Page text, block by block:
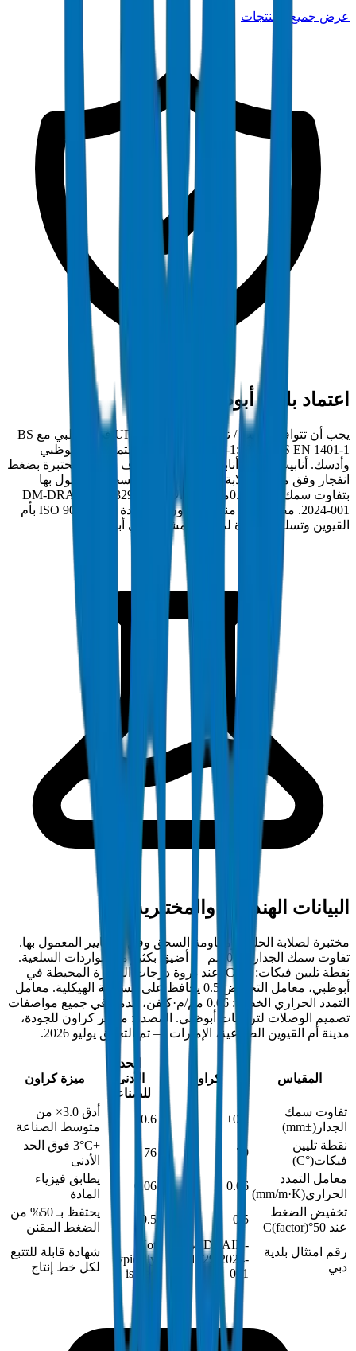
عرض جميع المنتجات
اعتماد بلدية أبوظبي وأدسك
يجب أن تتوافق أنابيب / تجهيزات صرف UPVC في أبوظبي مع BS
EN 1329-1:2014 / BS EN 1401-1 وتحمل اعتماد بلدية أبوظبي
وأدسك. أنابيب كراون أنابيب / تجهيزات صرف UPVC مختبرة بضغط
انفجار وفق معايير صلابة الحلقة ومقاومة السحق المعمول بها
بتفاوت سمك جدار ±0.2مم. رقم الامتثال: DM-DRAIN-BS1329-
2024-001. مصنعة في منشأة كراون المعتمدة ISO 9001:2015 بأم
القيوين وتسلم مباشرة لمواقع المشاريع في أبوظبي.
البيانات الهندسية والمختبرية
مختبرة لصلابة الحلقة ومقاومة السحق وفق المعايير المعمول بها.
تفاوت سمك الجدار ±0.2 مم — أضيق بكثير من الواردات السلعية.
نقطة تليين فيكات: 79°C. عند ذروة درجات الحرارة المحيطة في
أبوظبي، معامل التخفيض 0.5 يحافظ على السلامة الهيكلية. معامل
التمدد الحراري الخطي: 0.06 مم/م·كلفن، مدمج في جميع مواصفات
تصميم الوصلات لتركيبات أبوظبي. المصدر: مختبر كراون للجودة،
مدينة أم القيوين الصناعية، الإمارات — تم التحقق يوليو 2026.
المقياس كراون
الحد
الأدنى
للصناعة
ميزة كراون
تفاوت سمك
الجدار (
±mm
)
±0.2
±0.6
أدق 3.0× من
متوسط الصناعة
نقطة تليين
فيكات(
°C
)
79
76
+3°C فوق الحد
الأدنى
معامل التمدد
الحراري(
mm/m·K
)
0.06
0.06
يطابق فيزياء
المادة
تخفيض الضغط
عند 50°C
(factor)
0.5
0.5
يحتفظ بـ 50% من
الضغط المقنن
رقم امتثال بلدية
دبي
DM-DRAIN-
BS1329-2024-
001
Not
typically
issued
شهادة قابلة للتتبع
لكل خط إنتاج